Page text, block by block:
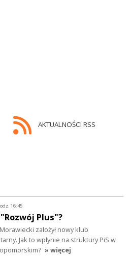
AKTUALNOŚCI RSS
16:45
Plus"?
założył nowy klub
Jak to wpłynie na struktury PiS w
» więcej